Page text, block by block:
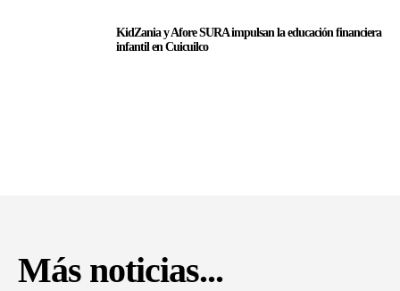
KidZania y Afore SURA impulsan la educación financiera
infantil en Cuicuilco
Más noticias...